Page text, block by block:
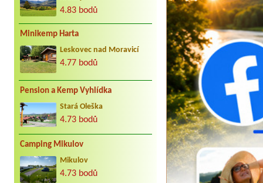
4.83 bodů
Minikemp Harta
Leskovec nad Moravicí
4.77 bodů
Pension a Kemp Vyhlídka
Stará Oleška
4.73 bodů
Camping Mikulov
Mikulov
4.73 bodů